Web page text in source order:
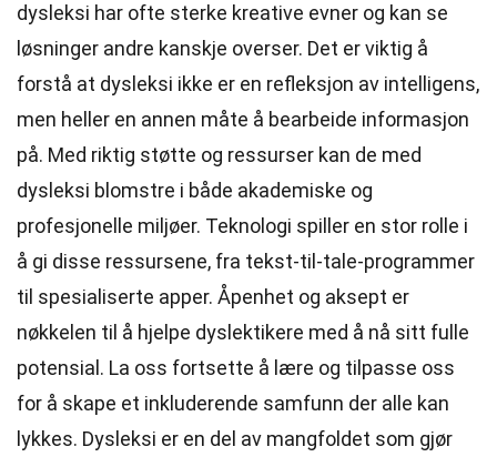
dysleksi har ofte sterke kreative evner og kan se
løsninger andre kanskje overser. Det er viktig å
forstå at dysleksi ikke er en refleksjon av intelligens,
men heller en annen måte å bearbeide informasjon
på. Med riktig støtte og ressurser kan de med
dysleksi blomstre i både akademiske og
profesjonelle miljøer. Teknologi spiller en stor rolle i
å gi disse ressursene, fra tekst-til-tale-programmer
til spesialiserte apper. Åpenhet og aksept er
nøkkelen til å hjelpe dyslektikere med å nå sitt fulle
potensial. La oss fortsette å lære og tilpasse oss
for å skape et inkluderende samfunn der alle kan
lykkes. Dysleksi er en del av mangfoldet som gjør